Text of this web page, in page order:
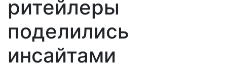
ритейлеры
поделились
инсайтами